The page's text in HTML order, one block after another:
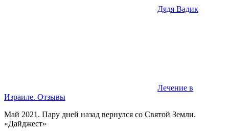
Дядя Вадик
Лечение в
Израиле. Отзывы
Май 2021. Пару дней назад вернулся со Святой Земли.
«Дайджест»